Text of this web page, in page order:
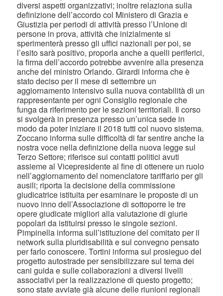
diversi aspetti organizzativi; inoltre relaziona sulla
definizione dell’accordo col Ministero di Grazia e
Giustizia per periodi di attività presso l’Unione di
persone in prova, attività che inizialmente si
sperimenterà presso gli uffici nazionali per poi, se
l’esito sarà positivo, proporla anche a quelli periferici,
la firma dell’accordo potrebbe avvenire alla presenza
anche del ministro Orlando. Girardi informa che è
stato deciso per il mese di settembre un
aggiornamento intensivo sulla nuova contabilità di un
rappresentante per ogni Consiglio regionale che
funga da riferimento per le sezioni territoriali. Il corso
si svolgerà in presenza presso un’unica sede in
modo da poter iniziare il 2018 tutti col nuovo sistema.
Zoccano informa sulle difficoltà di far sentire anche la
nostra voce nella definizione della nuova legge sul
Terzo Settore; riferisce sui contatti politici avuti
assieme al Vicepresidente al fine di ottenere un ruolo
nell’aggiornamento del nomenclatore tariffario per gli
ausili; riporta la decisione della commissione
giudicatrice istituita per esaminare le proposte di un
nuovo inno dell’Associazione di sottoporre le tre
opere giudicate migliori alla valutazione di giurie
popolari da istituirsi presso le singole sezioni.
Pimpinella informa sull’istituzione del comitato per il
network sulla pluridisabilità e sul convegno pensato
per farlo conoscere. Tortini informa sul prosieguo del
progetto autostrade per sensibilizzare sul tema dei
cani guida e sulle collaborazioni a diversi livelli
associativi per la realizzazione di questo progetto;
sono state avviate già alcune delle riunioni regionali